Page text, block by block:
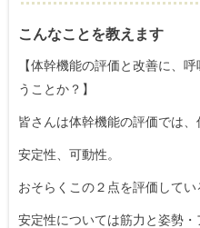
こんなことを教えます
【体幹機能の評価と改善に、
うことか？】
皆さんは体幹機能の評価では
安定性、可動性。
おそらくこの２点を評価してい
安定性については筋力と姿勢